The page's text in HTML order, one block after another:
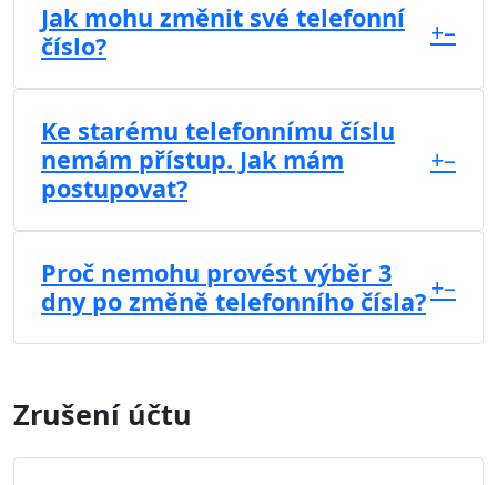
Jak mohu změnit své telefonní
číslo?
+–
Ke starému telefonnímu číslu
nemám přístup. Jak mám
postupovat?
+–
Proč nemohu provést výběr 3
dny po změně telefonního čísla?+–
Zrušení účtu